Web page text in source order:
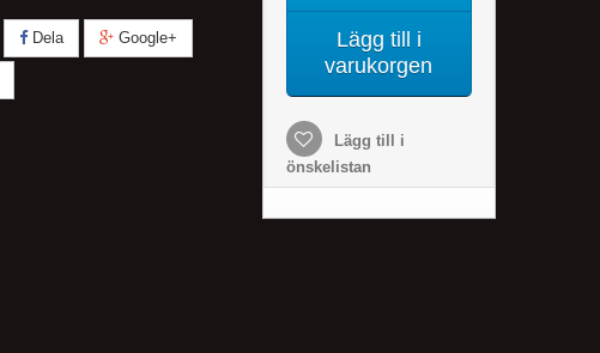
Dela Google+
Lägg till i
varukorgen
Lägg till i
önskelistan